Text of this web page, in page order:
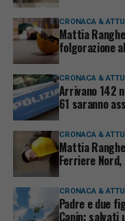
CRONACA &
Mattia
folgorazione
CRONACA &
Arrivano 142
61 saranno
CRONACA &
Mattia
Ferriere
CRONACA &
Padre e due
Canin: salvati